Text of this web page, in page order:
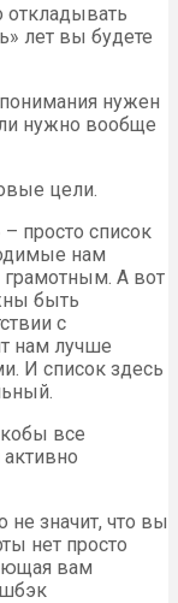
откладывать
лет вы будете
понимания нужен
нужно вообще
цели.
просто список
нам
грамотным. А вот
быть
с
нам лучше
И список здесь
все
не значит, что вы
нет просто
вам